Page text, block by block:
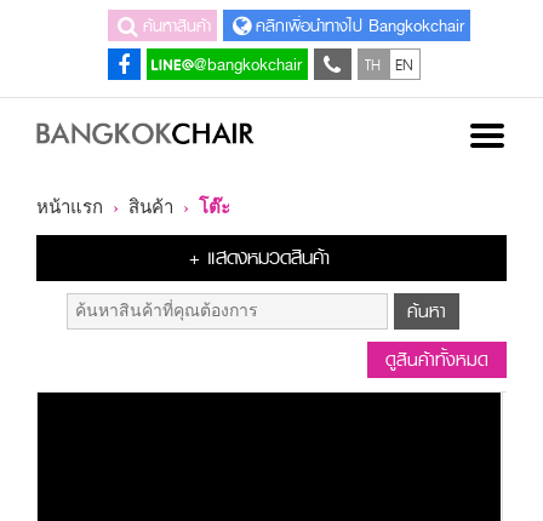
ค้นหาสินค้า
คลิกเพื่อนำทางไป Bangkokchair
@bangkokchair
TH EN
หน้าแรก › สินค้า › โต๊ะ
+ แสดงหมวดสินค้า
ดูสินค้าทั้งหมด